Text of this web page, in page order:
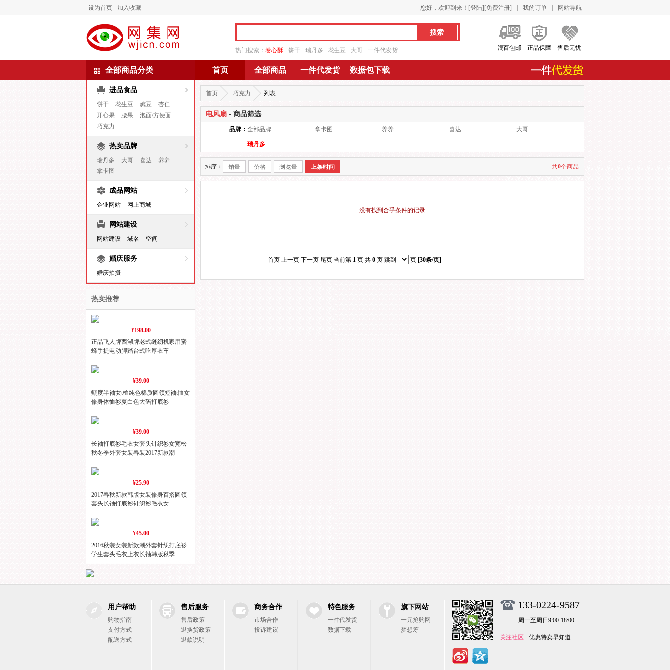
设为首页 加入收藏 您好，欢迎到来！[登陆][免费注册] 我的订单 网站导航
热门搜索： 卷心酥 饼干 瑞丹多 花生豆 大哥 一件代发货 满百包邮 正品保障 售后无忧
全部商品分类 首页 全部商品 一件代发货 数据包下载
进品食品
饼干 花生豆 豌豆
杏仁
开心果
腰果
泡面/方便面
巧克力
热卖品牌
瑞丹多 大哥 喜达
养养
拿卡图
成品网站
企业网站 网上商城
网站建设
网站建设 域名 空间
婚庆服务
婚庆拍摄
热卖推荐
¥198.00
正品飞人牌西湖牌老式缝纫机家用蜜
蜂手提电动脚踏台式吃厚衣车
¥39.00
甄度半袖女t桖纯色棉质圆领短袖t恤女
修身体恤衫夏白色大码打底衫
¥39.00
长袖打底衫毛衣女套头针织衫女宽松
秋冬季外套女装春装2017新款潮
¥25.90
2017春秋新款韩版女装修身百搭圆领
套头长袖打底衫针织衫毛衣女
¥45.00
2016秋装女装新款潮外套针织打底衫
学生套头毛衣上衣长袖韩版秋季
首页 巧克力 列表
电风扇 - 商品筛选
品牌： 全部品牌 拿卡图 养养 喜达 大哥
瑞丹多
排序： 销量 价格 浏览量 上架时间 共0个商品
没有找到合乎条件的记录
首页 上一页 下一页 尾页 当前第 1 页 共 0 页 跳到 页 [30条/页]
用户帮助
购物指南
支付方式
配送方式
售后服务
售后政策
退换货政策
退款说明
商务合作
市场合作
投诉建议
特色服务
一件代发货
数据下载
旗下网站
一元抢购网
梦想筹
133-0224-9587
周一至周日9:00-18:00
关注社区 优惠特卖早知道